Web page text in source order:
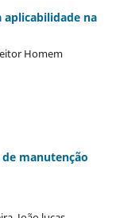
aplicabilidade na
Homem
manutenção